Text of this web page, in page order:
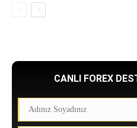
CANLI FOREX